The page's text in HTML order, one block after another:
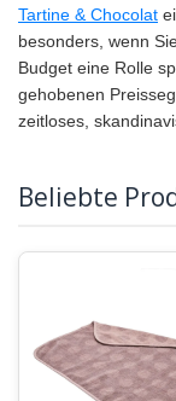
Tartine & Chocolat
besonders, wenn
Budget eine Rolle
gehobenen
zeitloses,
Beliebte